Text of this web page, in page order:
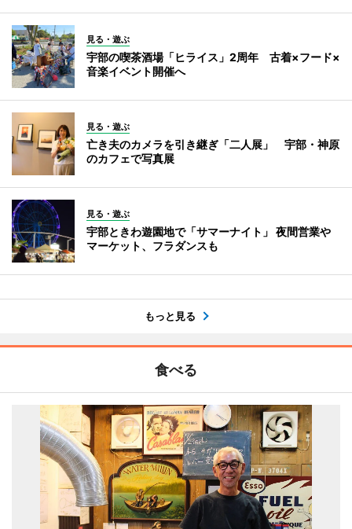
見る・遊ぶ
宇部の喫茶酒場「ヒライス」2周年 古着×フード×
音楽イベント開催へ
見る・遊ぶ
亡き夫のカメラを引き継ぎ「二人展」 宇部・神原
のカフェで写真展
見る・遊ぶ
宇部ときわ遊園地で「サマーナイト」 夜間営業や
マーケット、フラダンスも
もっと見る
食べる